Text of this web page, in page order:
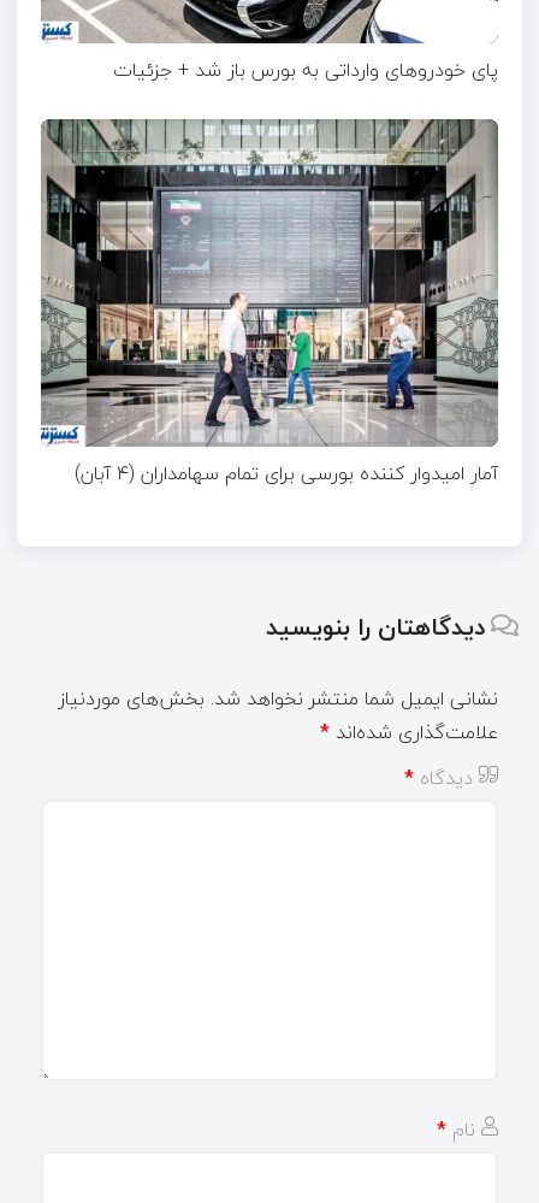
پای خودروهای وارداتی به بورس باز شد + جزئیات
آمار امیدوار کننده بورسی برای تمام سهامداران (۴ آبان)
دیدگاهتان را بنویسید
نشانی ایمیل شما منتشر نخواهد شد. بخش‌های موردنیاز
علامت‌گذاری شده‌اند *
دیدگاه *
نام *